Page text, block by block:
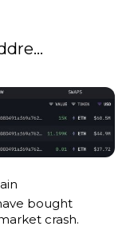
bought
crash.